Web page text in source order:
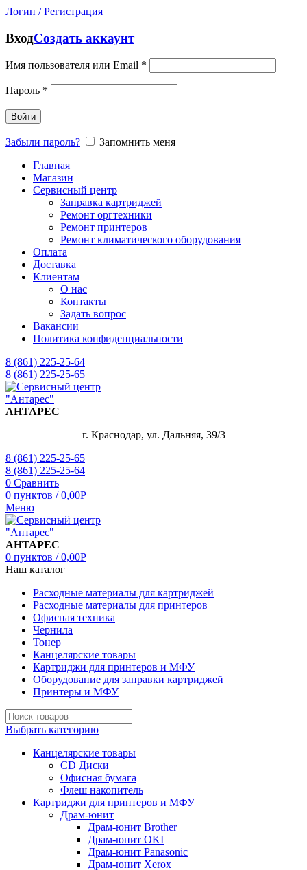
Логин / Регистрация
ВходСоздать аккаунт
Имя пользователя или Email *
Пароль *
Войти
Забыли пароль?
Запомнить меня
Главная
Магазин
Сервисный центр
Заправка картриджей
Ремонт оргтехники
Ремонт принтеров
Ремонт климатического оборудования
Оплата
Доставка
Клиентам
О нас
Контакты
Задать вопрос
Вакансии
Политика конфиденциальности
8 (861) 225-25-64
8 (861) 225-25-65
АНТАРЕС
г. Краснодар, ул. Дальняя, 39/3
8 (861) 225-25-65
8 (861) 225-25-64
0 Сравнить
0 пунктов / 0,00Р
Меню
АНТАРЕС
0 пунктов / 0,00Р
Наш каталог
Расходные материалы для картриджей
Расходные материалы для принтеров
Офисная техника
Чернила
Тонер
Канцелярские товары
Картриджи для принтеров и МФУ
Оборудование для заправки картриджей
Принтеры и МФУ
Выбрать категорию
Канцелярские товары
CD Диски
Офисная бумага
Флеш накопитель
Картриджи для принтеров и МФУ
Драм-юнит
Драм-юнит Brother
Драм-юнит OKI
Драм-юнит Panasonic
Драм-юнит Xerox